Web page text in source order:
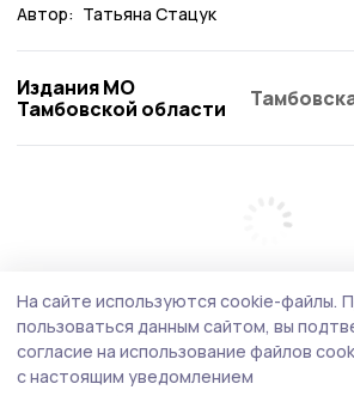
Автор: Татьяна Стацук
Издания МО
Тамбовской области
На сайте используются cookie-файлы.
пользоваться данным сайтом, вы
согласие на использование файлов
с настоящим уведомлением